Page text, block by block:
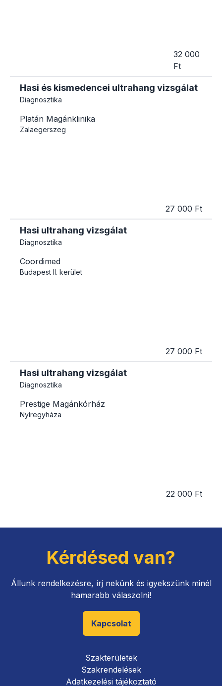
32 000
Ft
Hasi és kismedencei ultrahang vizsgálat
Diagnosztika
Platán Magánklinika
Zalaegerszeg
27 000 Ft
Hasi ultrahang vizsgálat
Diagnosztika
Coordimed
Budapest II. kerület
27 000 Ft
Hasi ultrahang vizsgálat
Diagnosztika
Prestige Magánkórház
Nyíregyháza
22 000 Ft
Kérdésed van?
Állunk rendelkezésre, írj nekünk és igyekszünk minél
hamarabb válaszolni!
Kapcsolat
Szakterületek
Szakrendelések
Adatkezelési tájékoztató